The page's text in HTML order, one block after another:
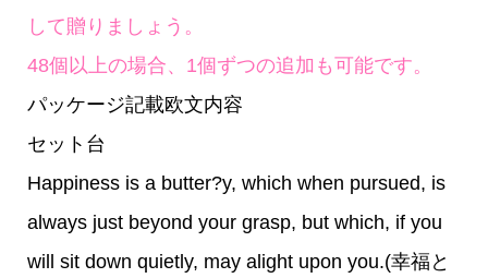
して贈りましょう。
48個以上の場合、1個ずつの追加も可能です。
パッケージ記載欧文内容
セット台
Happiness is a butter?y, which when pursued, is
always just beyond your grasp, but which, if you
will sit down quietly, may alight upon you.(幸福と